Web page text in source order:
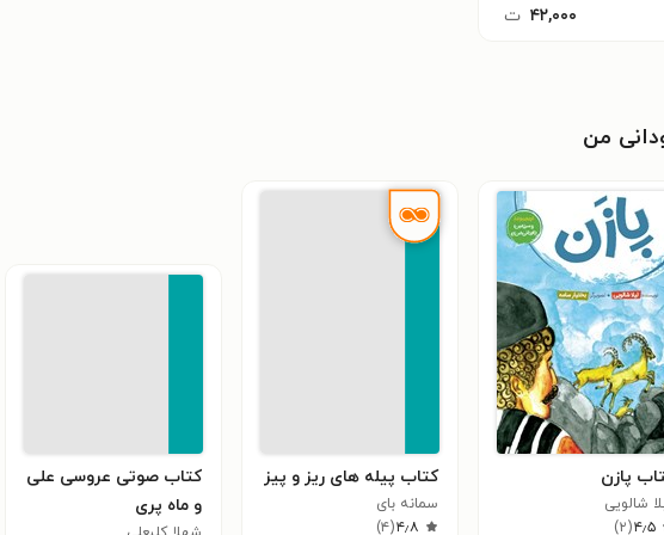
۴۲,۰۰۰ ت
من
پازن
شالویی
۴٫۵(۲)
کتاب پیله های ریز و پیز
سمانه بای
۴٫۸(۴)
کتاب صوتی عروسی علی‌
و ماه‌ پری